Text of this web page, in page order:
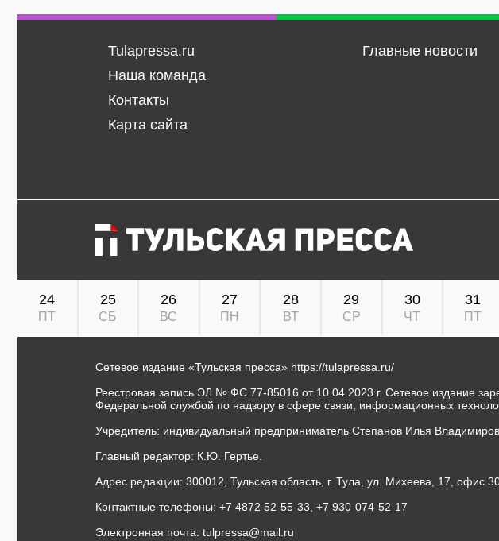
Tulapressa.ru
Наша команда
Контакты
Карта сайта
Главные новости
24
ПТ
25
СБ
26
ВС
27
ПН
28
ВТ
29
СР
30
ЧТ
31
ПТ
Сетевое издание «Тульская пресса» https://tulapressa.ru/
Реестровая запись ЭЛ № ФС 77-85016 от 10.04.2023 г. Сетевое издание
Федеральной службой по надзору в сфере связи, информационных
Учредитель: индивидуальный предприниматель Степанов Илья
Главный редактор: К.Ю. Гертье.
Адрес редакции: 300012, Тульская область, г. Тула, ул. Михеева, 17, офис
Контактные телефоны: +7 4872 52-55-33, +7 930-074-52-17
Электронная почта: tulpressa@mail.ru